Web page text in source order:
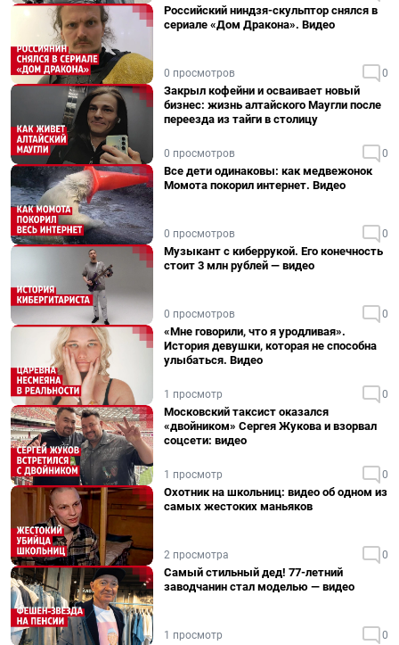
Российский ниндзя-скульптор снялся в
сериале «Дом Дракона». Видео
0 просмотров 0
Закрыл кофейни и осваивает новый
бизнес: жизнь алтайского Маугли после
переезда из тайги в столицу
0 просмотров 0
Все дети одинаковы: как медвежонок
Момота покорил интернет. Видео
0 просмотров 0
Музыкант с киберрукой. Его конечность
стоит 3 млн рублей — видео
0 просмотров 0
«Мне говорили, что я уродливая».
История девушки, которая не способна
улыбаться. Видео
1 просмотр 0
Московский таксист оказался
«двойником» Сергея Жукова и взорвал
соцсети: видео
1 просмотр 0
Охотник на школьниц: видео об одном из
самых жестоких маньяков
2 просмотра 0
Самый стильный дед! 77-летний
заводчанин стал моделью — видео
1 просмотр 0